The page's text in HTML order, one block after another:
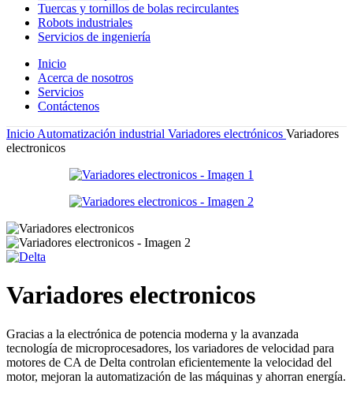
Tuercas y tornillos de bolas recirculantes
Robots industriales
Servicios de ingeniería
Inicio
Acerca de nosotros
Servicios
Contáctenos
Inicio Automatización industrial Variadores electrónicos Variadores
electronicos
Variadores electronicos
Gracias a la electrónica de potencia moderna y la avanzada
tecnología de microprocesadores, los variadores de velocidad para
motores de CA de Delta controlan eficientemente la velocidad del
motor, mejoran la automatización de las máquinas y ahorran energía.